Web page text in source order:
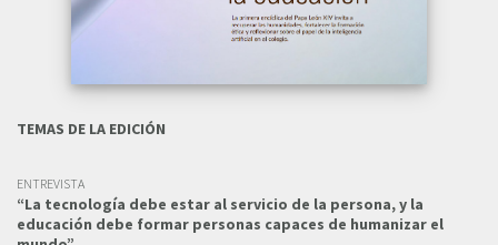
TEMAS DE LA EDICIÓN
ENTREVISTA
“La tecnología debe estar al servicio de la persona, y la
educación debe formar personas capaces de humanizar el